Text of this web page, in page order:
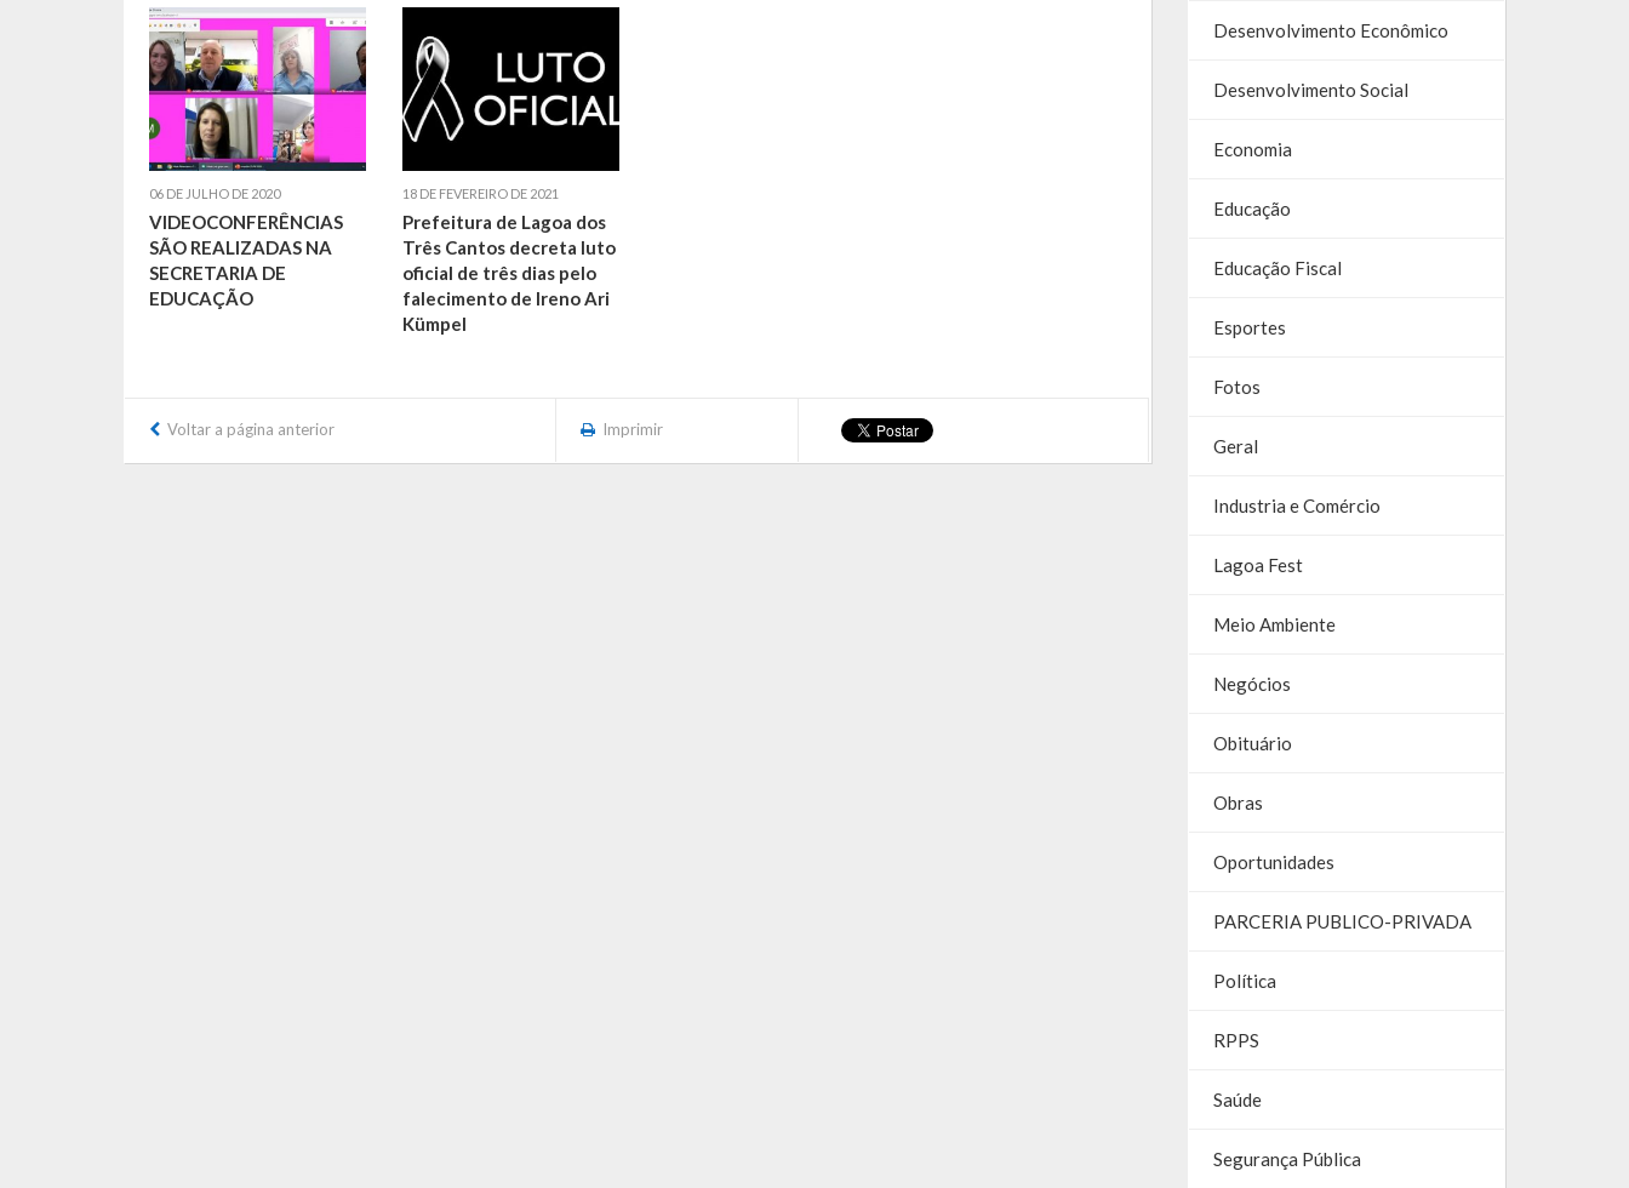
06 DE JULHO DE 2020
VIDEOCONFERÊNCIAS
SÃO REALIZADAS NA
SECRETARIA DE
EDUCAÇÃO
18 DE FEVEREIRO DE 2021
Prefeitura de Lagoa dos
Três Cantos decreta luto
oficial de três dias pelo
falecimento de Ireno Ari
Kümpel
Voltar a página anterior Imprimir
Desenvolvimento Econômico
Desenvolvimento Social
Economia
Educação
Educação Fiscal
Esportes
Fotos
Geral
Industria e Comércio
Lagoa Fest
Meio Ambiente
Negócios
Obituário
Obras
Oportunidades
PARCERIA PUBLICO-PRIVADA
Política
RPPS
Saúde
Segurança Pública